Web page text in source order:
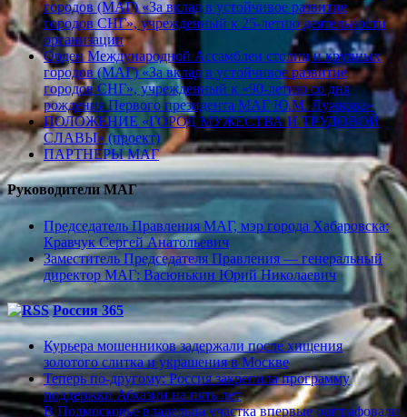
городов (МАГ) «За вклад в устойчивое развитие
городов СНГ», учрежденный к 25-летию деятельности
организации
Орден Международной Ассамблеи столиц и крупных
городов (МАГ) «За вклад в устойчивое развитие
городов СНГ», учрежденный к «90-летию со дня
рождения Первого президента МАГ Ю.М. Лужкова»
ПОЛОЖЕНИЕ «ГОРОД МУЖЕСТВА И ТРУДОВОЙ
СЛАВЫ» (проект)
ПАРТНЕРЫ МАГ
Руководители МАГ
Председатель Правления МАГ, мэр города Хабаровска:
Кравчук Сергей Анатольевич
Заместитель Председателя Правления — генеральный
директор МАГ: Васюнькин Юрий Николаевич
Россия 365
Курьера мошенников задержали после хищения
золотого слитка и украшения в Москве
Теперь по-другому: Россия закрепила программу
поддержки Абхазии на пять лет
В Подмосковье владельца участка впервые оштрафовали